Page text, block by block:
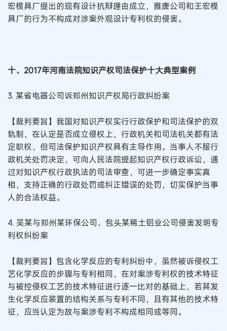
宏模具厂提出的现有设计抗辩理由成立，雅唐公司和王宏模
具厂的行为不构成对涉案外观设计专利权的侵害。
十、2017年河南法院知识产权司法保护十大典型案例
3. 某省电器公司诉郑州知识产权局行政纠纷案
【裁判要旨】我国对知识产权实行行政保护和司法保护的双
轨制，在认定是否成立侵权上，行政机关和司法机关都有法
定职权，但司法保护知识产权具有主导作用。当事人不服行
政机关处罚决定，可向人民法院提起知识产权行政诉讼，通
过对知识产权行政执法的司法审查，可进一步确定事实真
相，支持正确的行政处罚或纠正错误的处罚，切实保护当事
人的合法权益。
4. 吴某与郑州某环保公司、包头某稀土铝业公司侵害发明专
利权纠纷案
【裁判要旨】包含化学反应的专利纠纷中，虽然被诉侵权工
艺化学反应的步骤与专利相同，在对案涉专利权的技术特征
与被控侵权工艺的技术特征进行逐一比对的基础上，若其发
生化学反应装置的结构关系与专利不同，且有其他的技术特
征，应当认定为故与案涉专利不构成相同或等同。